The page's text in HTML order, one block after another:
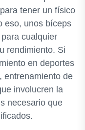
tener un físico
eso, unos bíceps
cualquier
rendimiento. Si
en deportes
entrenamiento de
involucren la
necesario que